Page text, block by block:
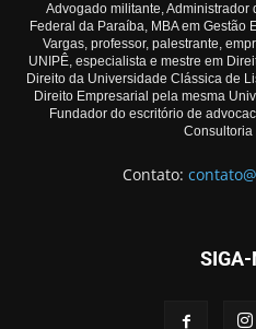
Advogado militante,
Federal da Paraíba, MBA em
Vargas, professor, palestrante,
UNIPÊ, especialista e mestre em
Direito da Universidade Clássica de
Direito Empresarial pela mesma
Fundador do escritório de
Consultoria
Contato:
SIGA-